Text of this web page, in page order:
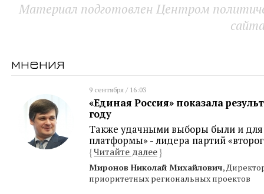
Материал подготовлен Центром
мнения
9 сентября / 16:03
«Единая Россия» показала
году
Также удачными выборы были и для
платформы» - лидера партий
{Читайте далее}
Миронов Николай Михайлович,
приоритетных региональных проектов